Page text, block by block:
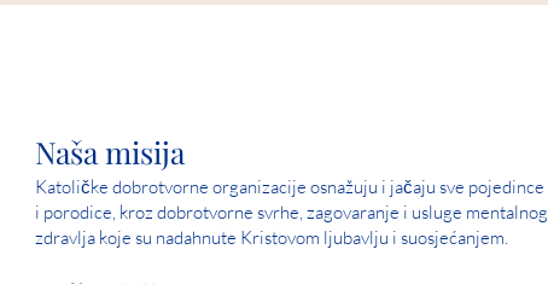
Katoličke dobrotvorne organizacije osnažuju i jačaju sve pojedince
i porodice, kroz dobrotvorne svrhe, zagovaranje i usluge mentalnog
zdravlja koje su nadahnute Kristovom ljubavlju i suosjećanjem.
Naša misija